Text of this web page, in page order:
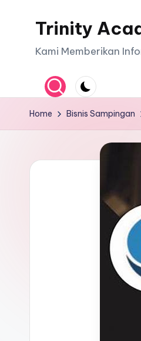
Trinity
Kami Memberikan
Home Bisnis Sampingan